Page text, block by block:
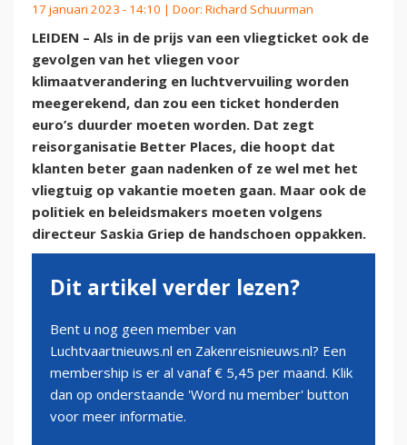
17 januari 2023 - 14:10 | Door: Richard Schuurman
LEIDEN – Als in de prijs van een vliegticket ook de
gevolgen van het vliegen voor
klimaatverandering en luchtvervuiling worden
meegerekend, dan zou een ticket honderden
euro’s duurder moeten worden. Dat zegt
reisorganisatie Better Places, die hoopt dat
klanten beter gaan nadenken of ze wel met het
vliegtuig op vakantie moeten gaan. Maar ook de
politiek en beleidsmakers moeten volgens
directeur Saskia Griep de handschoen oppakken.
Dit artikel verder lezen?
Bent u nog geen member van
Luchtvaartnieuws.nl en Zakenreisnieuws.nl? Een
membership is er al vanaf € 5,45 per maand. Klik
dan op onderstaande 'Word nu member' button
voor meer informatie.